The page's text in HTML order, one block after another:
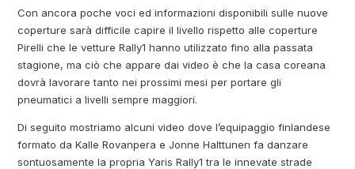
Con ancora poche voci ed informazioni disponibili sulle nuove
coperture sarà difficile capire il livello rispetto alle coperture
Pirelli che le vetture Rally1 hanno utilizzato fino alla passata
stagione, ma ciò che appare dai video è che la casa coreana
dovrà lavorare tanto nei prossimi mesi per portare gli
pneumatici a livelli sempre maggiori.
Di seguito mostriamo alcuni video dove l’equipaggio finlandese
formato da Kalle Rovanpera e Jonne Halttunen fa danzare
sontuosamente la propria Yaris Rally1 tra le innevate strade